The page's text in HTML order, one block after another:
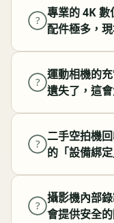
?
專業的 4K 數
配件極多，
?
運動相機的
遺失了，這
?
二手空拍機
的「設備綁
?
攝影機內部
會提供安全